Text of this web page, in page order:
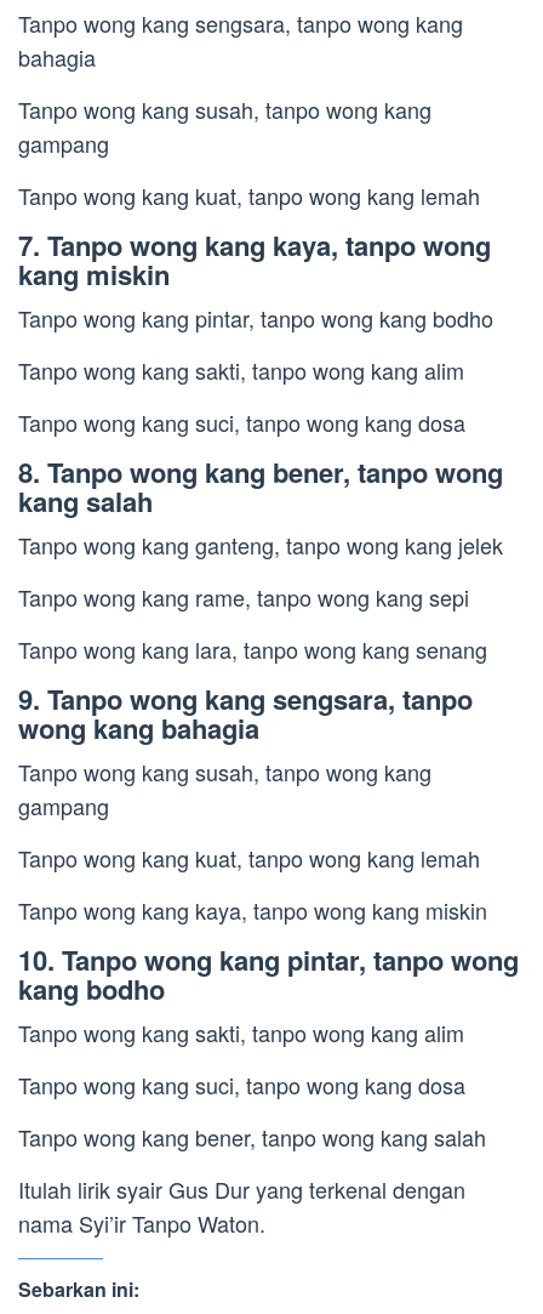
Tanpo wong kang sengsara, tanpo wong kang
bahagia
Tanpo wong kang susah, tanpo wong kang
gampang
Tanpo wong kang kuat, tanpo wong kang lemah
7. Tanpo wong kang kaya, tanpo wong
kang miskin
Tanpo wong kang pintar, tanpo wong kang bodho
Tanpo wong kang sakti, tanpo wong kang alim
Tanpo wong kang suci, tanpo wong kang dosa
8. Tanpo wong kang bener, tanpo wong
kang salah
Tanpo wong kang ganteng, tanpo wong kang jelek
Tanpo wong kang rame, tanpo wong kang sepi
Tanpo wong kang lara, tanpo wong kang senang
9. Tanpo wong kang sengsara, tanpo
wong kang bahagia
Tanpo wong kang susah, tanpo wong kang
gampang
Tanpo wong kang kuat, tanpo wong kang lemah
Tanpo wong kang kaya, tanpo wong kang miskin
10. Tanpo wong kang pintar, tanpo wong
kang bodho
Tanpo wong kang sakti, tanpo wong kang alim
Tanpo wong kang suci, tanpo wong kang dosa
Tanpo wong kang bener, tanpo wong kang salah
Itulah lirik syair Gus Dur yang terkenal dengan
nama Syi’ir Tanpo Waton.
Sebarkan ini: